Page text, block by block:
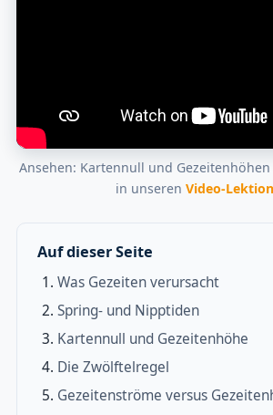
Ansehen: Kartennull und
in unseren Video-
Auf dieser Seite
Was Gezeiten verursacht
Spring- und Nipptiden
Kartennull und Gezeitenhöhe
Die Zwölftelregel
Gezeitenströme versus